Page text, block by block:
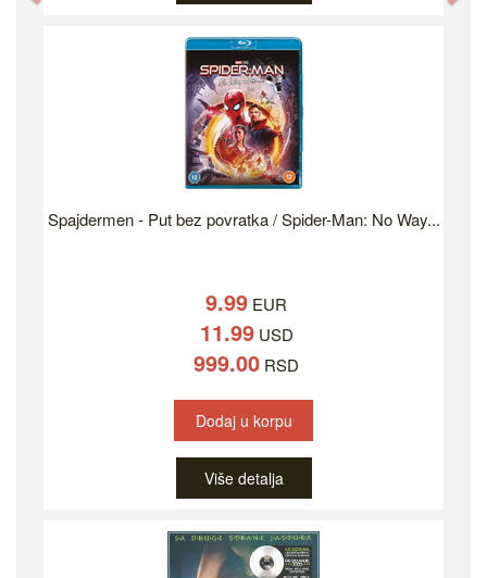
Spajdermen - Put bez povratka / Spider-Man: No Way...
9.99 EUR
11.99USD
999.00 RSD
Dodaj u korpu
Više detalja